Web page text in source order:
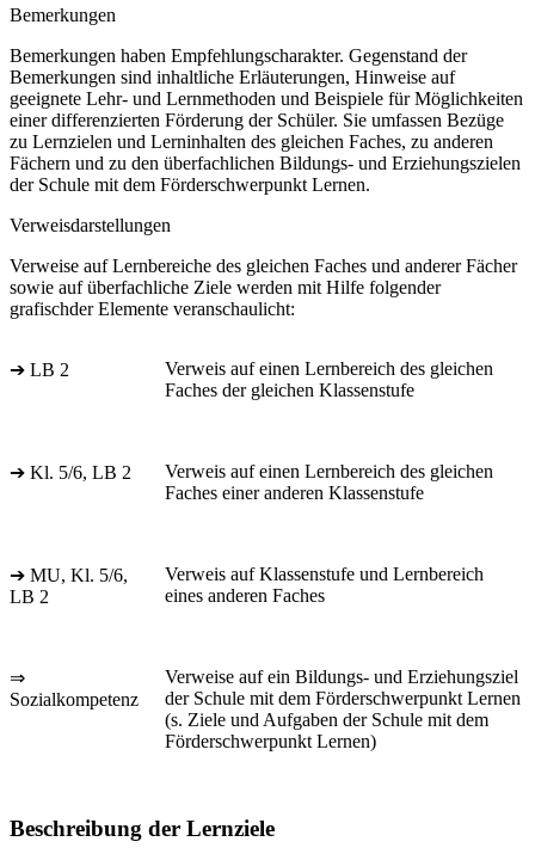
Bemerkungen
Bemerkungen haben Empfehlungscharakter. Gegenstand der
Bemerkungen sind inhaltliche Erläuterungen, Hinweise auf
geeignete Lehr- und Lernmethoden und Beispiele für Möglichkeiten
einer differenzierten Förderung der Schüler. Sie umfassen Bezüge
zu Lernzielen und Lerninhalten des gleichen Faches, zu anderen
Fächern und zu den überfachlichen Bildungs- und Erziehungszielen
der Schule mit dem Förderschwerpunkt Lernen.
Verweisdarstellungen
Verweise auf Lernbereiche des gleichen Faches und anderer Fächer
sowie auf überfachliche Ziele werden mit Hilfe folgender
grafischder Elemente veranschaulicht:
➔ LB 2
Verweis auf einen Lernbereich des gleichen
Faches der gleichen Klassenstufe
➔ Kl. 5/6, LB 2
Verweis auf einen Lernbereich des gleichen
Faches einer anderen Klassenstufe
➔ MU, Kl. 5/6,
LB 2
Verweis auf Klassenstufe und Lernbereich
eines anderen Faches
⇒
Sozialkompetenz
Verweise auf ein Bildungs- und Erziehungsziel
der Schule mit dem Förderschwerpunkt Lernen
(s. Ziele und Aufgaben der Schule mit dem
Förderschwerpunkt Lernen)
Beschreibung der Lernziele